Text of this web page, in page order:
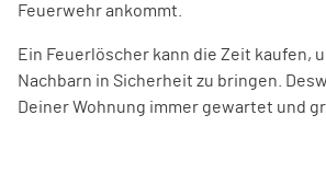
Feuerwehr ankommt.
Ein Feuerlöscher kann die Zeit kaufen,
Nachbarn in Sicherheit zu bringen.
Deiner Wohnung immer gewartet und